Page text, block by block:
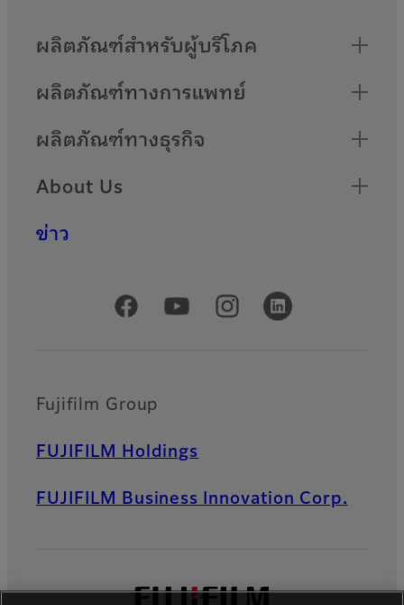
Quick Links
ผลิตภัณฑ์สำหรับผู้บริโภค
ผลิตภัณฑ์ทางการแพทย์
ผลิตภัณฑ์ทางธุรกิจ
About Us
ข่าว
Official Social Media Accounts
Fujifilm Group
FUJIFILM Holdings
FUJIFILM Business Innovation Corp.